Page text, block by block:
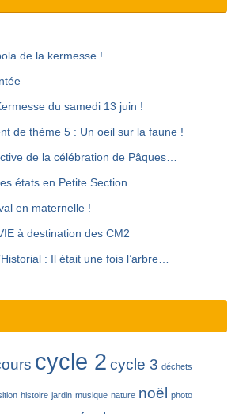
de la kermesse !
du samedi 13 juin !
de thème 5 : Un oeil sur la faune !
de la célébration de Pâques…
états en Petite Section
en maternelle !
à destination des CM2
: Il était une fois l’arbre…
cycle 2 cycle 3 déchets
histoire jardin musique nature noël photo